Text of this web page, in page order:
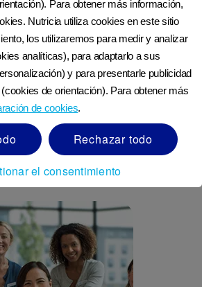
plancha con ensalada
salmón ahumado
nueces y semillas
con leche de soya
cereal integral y leche
Para obtener más información,
Nutricia utiliza cookies en este sitio
los utilizaremos para medir y analizar
analíticas), para adaptarlo a sus
y para presentarle publicidad
de orientación). Para obtener más
de cookies.
Rechazar todo
el consentimiento